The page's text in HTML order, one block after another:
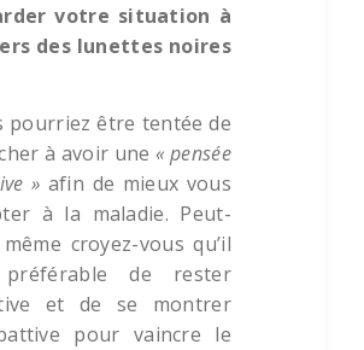
votre situation à
des lunettes noires
pourriez être tentée de
à avoir une« pensée
» afin de mieux vous
à la maladie. Peut-
croyez-vous qu’il
de rester
et de se montrer
pour vaincre le